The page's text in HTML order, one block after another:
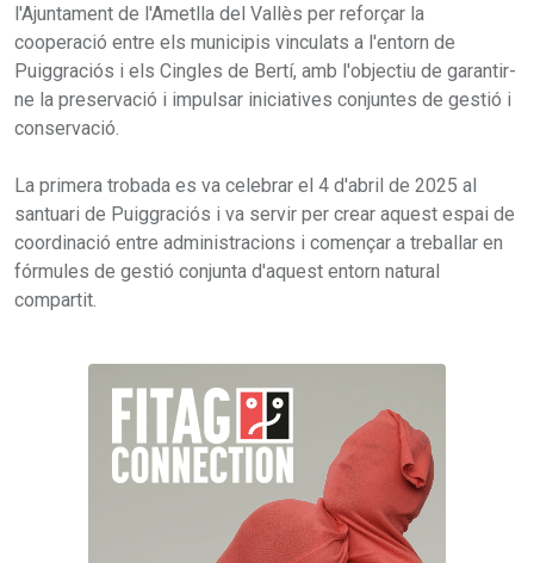
l'Ajuntament de l'Ametlla del Vallès per reforçar la
cooperació entre els municipis vinculats a l'entorn de
Puiggraciós i els Cingles de Bertí, amb l'objectiu de garantir-
ne la preservació i impulsar iniciatives conjuntes de gestió i
conservació.
La primera trobada es va celebrar el 4 d'abril de 2025 al
santuari de Puiggraciós i va servir per crear aquest espai de
coordinació entre administracions i començar a treballar en
fórmules de gestió conjunta d'aquest entorn natural
compartit.